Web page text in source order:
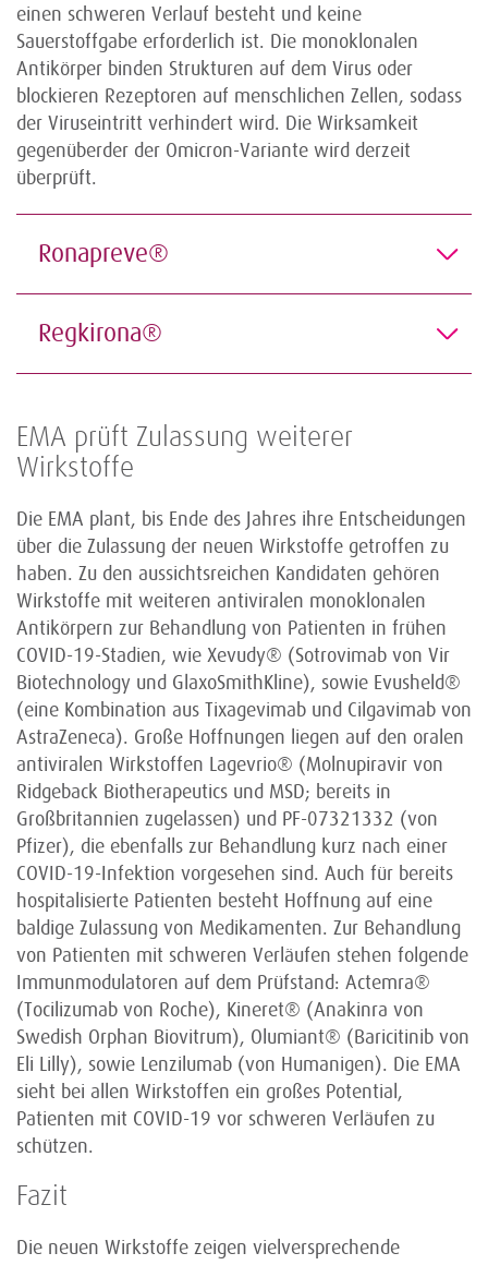
einen schweren Verlauf besteht und keine
Sauerstoffgabe erforderlich ist. Die monoklonalen
Antikörper binden Strukturen auf dem Virus oder
blockieren Rezeptoren auf menschlichen Zellen, sodass
der Viruseintritt verhindert wird. Die Wirksamkeit
gegenüberder der Omicron-Variante wird derzeit
überprüft.
Ronapreve®
Regkirona®
EMA prüft Zulassung weiterer
Wirkstoffe
Die EMA plant, bis Ende des Jahres ihre Entscheidungen
über die Zulassung der neuen Wirkstoffe getroffen zu
haben. Zu den aussichtsreichen Kandidaten gehören
Wirkstoffe mit weiteren antiviralen monoklonalen
Antikörpern zur Behandlung von Patienten in frühen
COVID-19-Stadien, wie Xevudy® (Sotrovimab von Vir
Biotechnology und GlaxoSmithKline), sowie Evusheld®
(eine Kombination aus Tixagevimab und Cilgavimab von
AstraZeneca). Große Hoffnungen liegen auf den oralen
antiviralen Wirkstoffen Lagevrio® (Molnupiravir von
Ridgeback Biotherapeutics und MSD; bereits in
Großbritannien zugelassen) und PF-07321332 (von
Pfizer), die ebenfalls zur Behandlung kurz nach einer
COVID-19-Infektion vorgesehen sind. Auch für bereits
hospitalisierte Patienten besteht Hoffnung auf eine
baldige Zulassung von Medikamenten. Zur Behandlung
von Patienten mit schweren Verläufen stehen folgende
Immunmodulatoren auf dem Prüfstand: Actemra®
(Tocilizumab von Roche), Kineret® (Anakinra von
Swedish Orphan Biovitrum), Olumiant® (Baricitinib von
Eli Lilly), sowie Lenzilumab (von Humanigen). Die EMA
sieht bei allen Wirkstoffen ein großes Potential,
Patienten mit COVID-19 vor schweren Verläufen zu
schützen.
Fazit
Die neuen Wirkstoffe zeigen vielversprechende